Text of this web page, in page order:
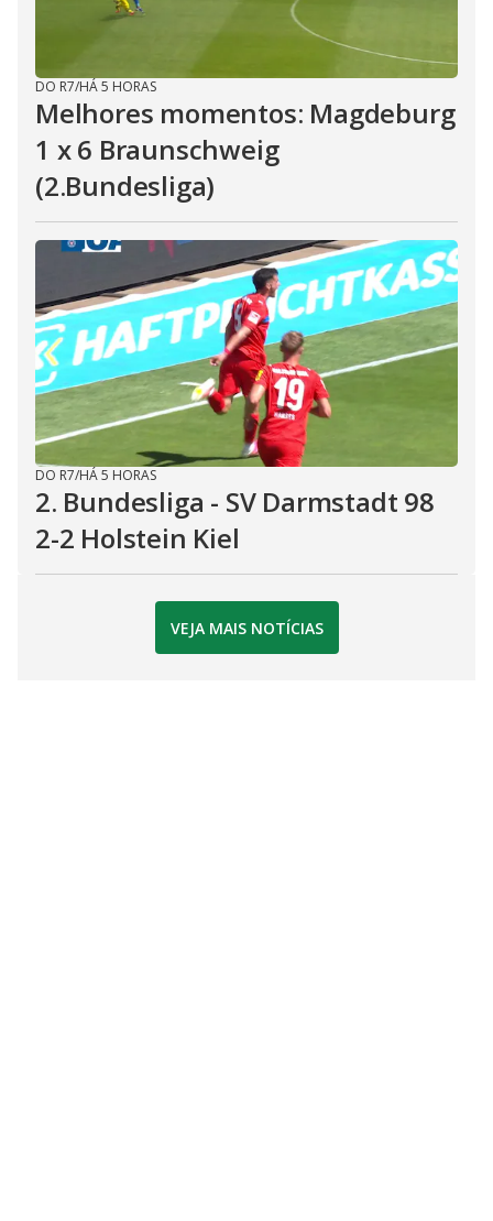
DO R7/HÁ 5 HORAS
Melhores momentos: Magdeburg
1 x 6 Braunschweig
(2.Bundesliga)
DO R7/HÁ 5 HORAS
2. Bundesliga - SV Darmstadt 98
2-2 Holstein Kiel
VEJA MAIS NOTÍCIAS